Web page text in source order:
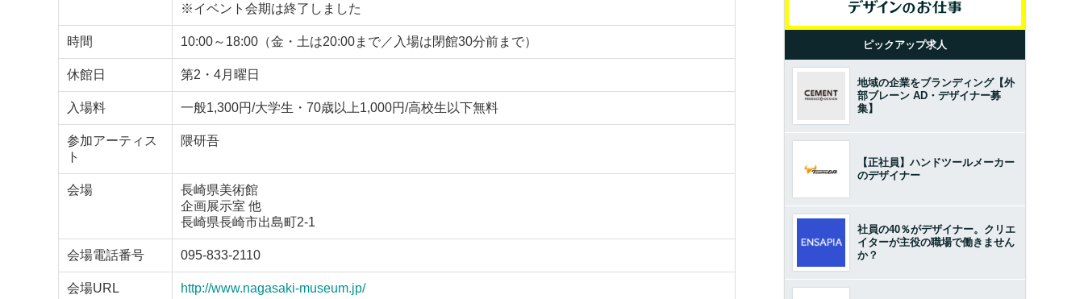
※イベント会期は終了しました
時間 10:00～18:00（金・土は20:00まで／入場は閉館30分前まで）
休館日 第2・4月曜日
入場料 一般1,300円/大学生・70歳以上1,000円/高校生以下無料
参加アーティス
ト
隈研吾
会場
長崎県美術館
企画展示室 他
長崎県長崎市出島町2-1
会場電話番号 095-833-2110
会場URL http://www.nagasaki-museum.jp/
ピックアップ求人
地域の企業をブランディング【外
部ブレーン AD・デザイナー募
集】
【正社員】ハンドツールメーカー
のデザイナー
社員の40％がデザイナー。クリエ
イターが主役の職場で働きません
か？